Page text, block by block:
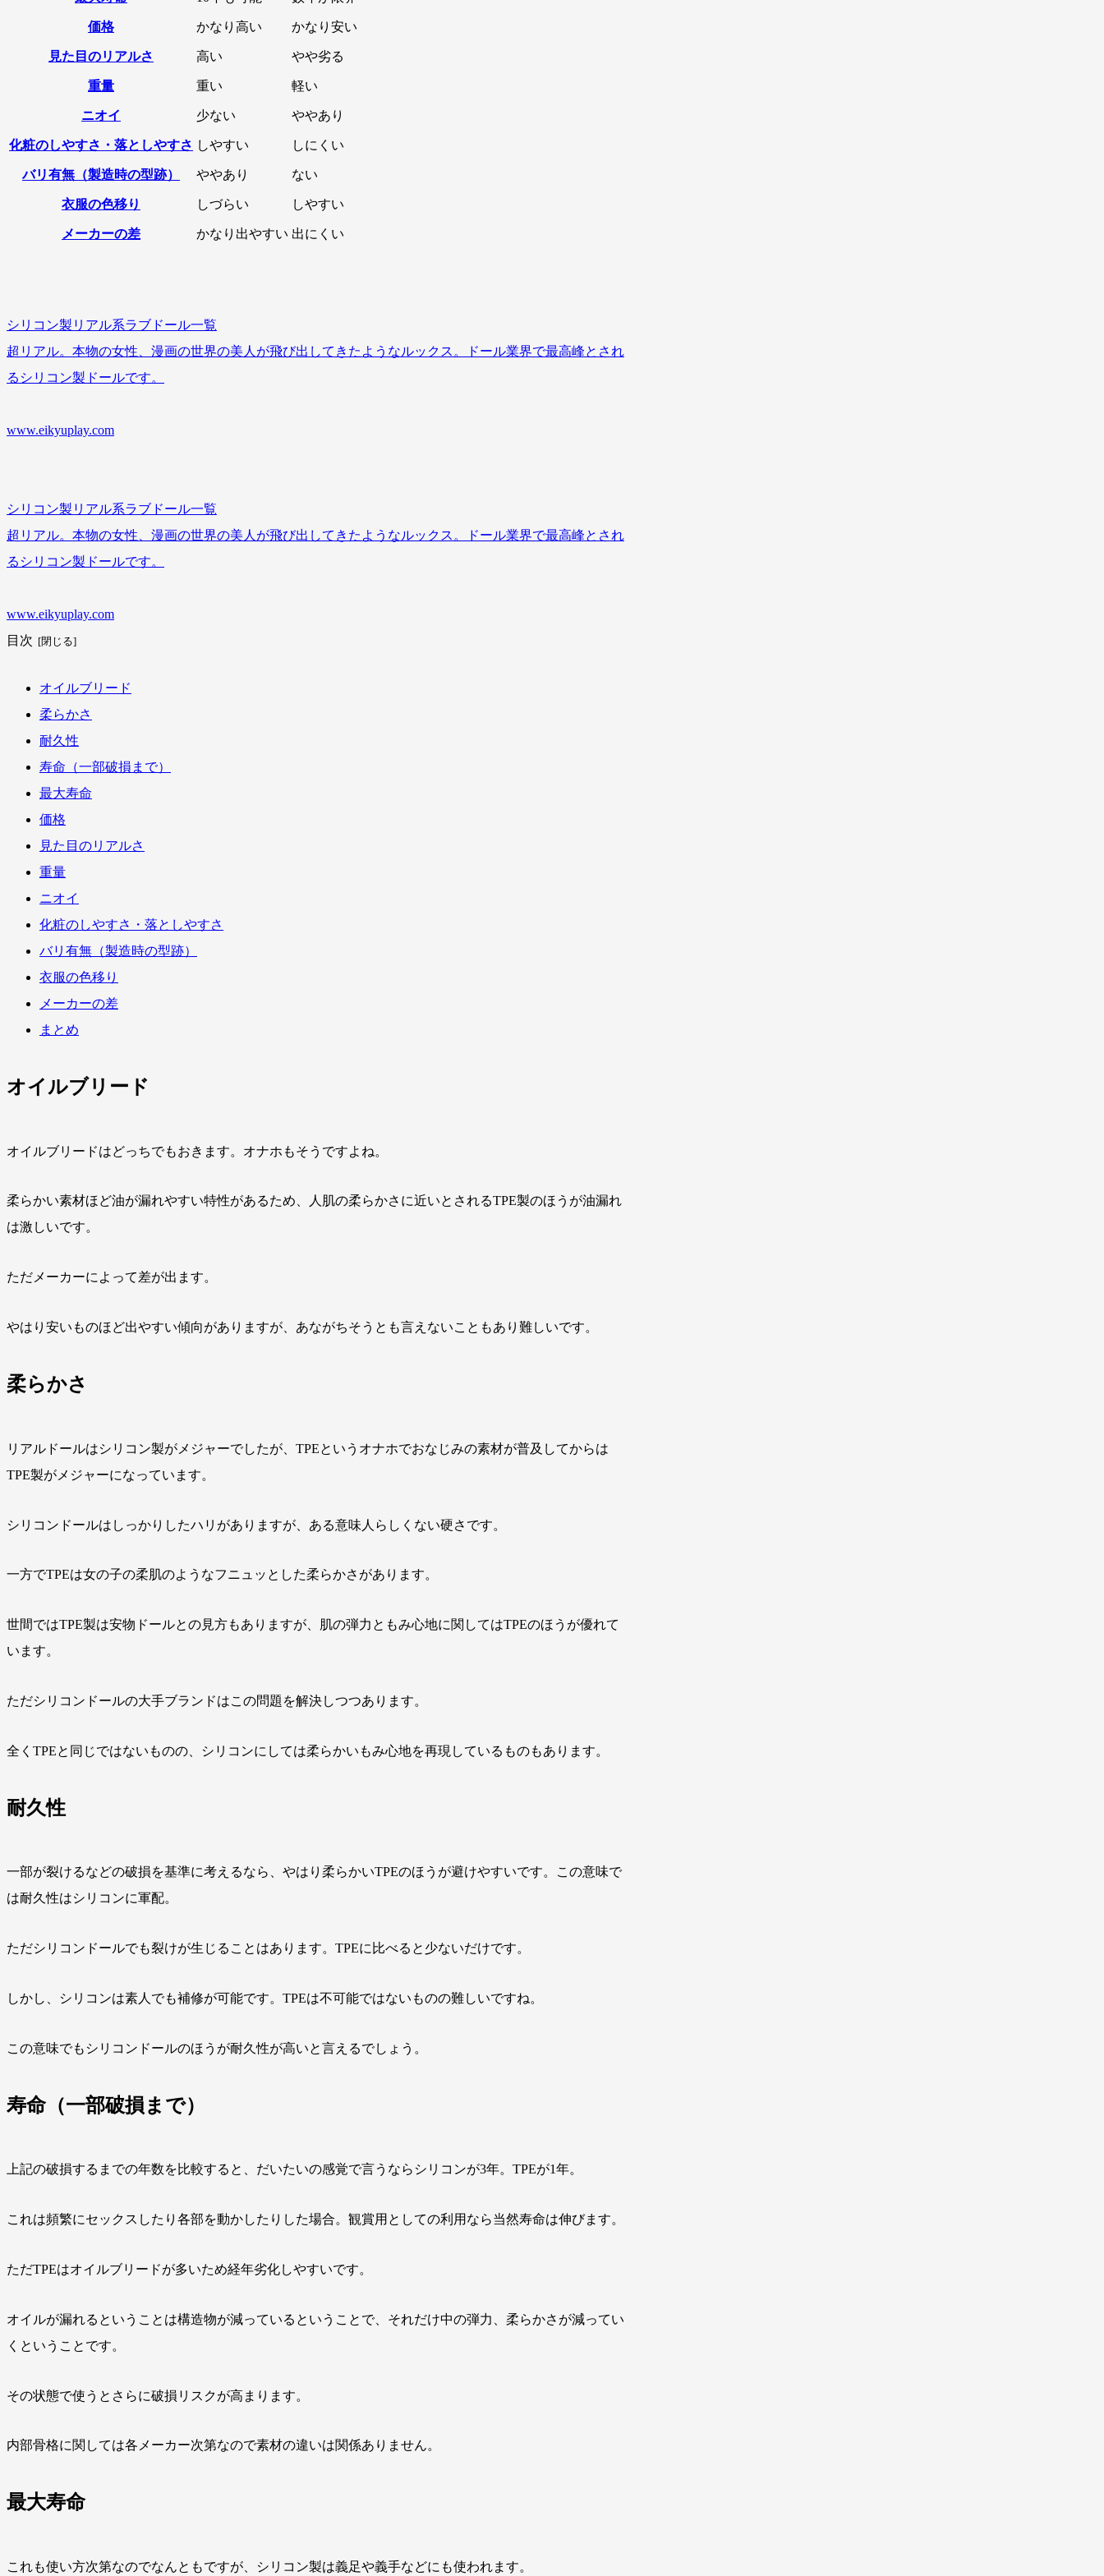
価格 かなり高い かなり安い
見た目のリアルさ 高い やや劣る
重量 重い 軽い
ニオイ 少ない ややあり
化粧のしやすさ・落としやすさ しやすい しにくい
バリ有無（製造時の型跡） ややあり ない
衣服の色移り しづらい しやすい
メーカーの差 かなり出やすい 出にくい
シリコン製リアル系ラブドール一覧
超リアル。本物の女性、漫画の世界の美人が飛び出してきたようなルックス。ドール業界で最高峰とされ
るシリコン製ドールです。
www.eikyuplay.com
シリコン製リアル系ラブドール一覧
超リアル。本物の女性、漫画の世界の美人が飛び出してきたようなルックス。ドール業界で最高峰とされ
るシリコン製ドールです。
www.eikyuplay.com
目次
オイルブリード
柔らかさ
耐久性
寿命（一部破損まで）
最大寿命
価格
見た目のリアルさ
重量
ニオイ
化粧のしやすさ・落としやすさ
バリ有無（製造時の型跡）
衣服の色移り
メーカーの差
まとめ
オイルブリード
オイルブリードはどっちでもおきます。オナホもそうですよね。
柔らかい素材ほど油が漏れやすい特性があるため、人肌の柔らかさに近いとされるTPE製のほうが油漏れ
は激しいです。
ただメーカーによって差が出ます。
やはり安いものほど出やすい傾向がありますが、あながちそうとも言えないこともあり難しいです。
柔らかさ
リアルドールはシリコン製がメジャーでしたが、TPEというオナホでおなじみの素材が普及してからは
TPE製がメジャーになっています。
シリコンドールはしっかりしたハリがありますが、ある意味人らしくない硬さです。
一方でTPEは女の子の柔肌のようなフニュッとした柔らかさがあります。
世間ではTPE製は安物ドールとの見方もありますが、肌の弾力ともみ心地に関してはTPEのほうが優れて
います。
ただシリコンドールの大手ブランドはこの問題を解決しつつあります。
全くTPEと同じではないものの、シリコンにしては柔らかいもみ心地を再現しているものもあります。
耐久性
一部が裂けるなどの破損を基準に考えるなら、やはり柔らかいTPEのほうが避けやすいです。この意味で
は耐久性はシリコンに軍配。
ただシリコンドールでも裂けが生じることはあります。TPEに比べると少ないだけです。
しかし、シリコンは素人でも補修が可能です。TPEは不可能ではないものの難しいですね。
この意味でもシリコンドールのほうが耐久性が高いと言えるでしょう。
寿命（一部破損まで）
上記の破損するまでの年数を比較すると、だいたいの感覚で言うならシリコンが3年。TPEが1年。
これは頻繁にセックスしたり各部を動かしたりした場合。観賞用としての利用なら当然寿命は伸びます。
ただTPEはオイルブリードが多いため経年劣化しやすいです。
オイルが漏れるということは構造物が減っているということで、それだけ中の弾力、柔らかさが減ってい
くということです。
その状態で使うとさらに破損リスクが高まります。
内部骨格に関しては各メーカー次第なので素材の違いは関係ありません。
最大寿命
これも使い方次第なのでなんともですが、シリコン製は義足や義手などにも使われます。